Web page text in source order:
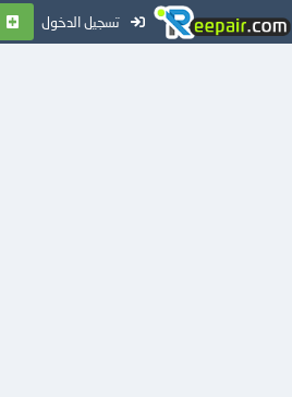
تسجيل الدخول